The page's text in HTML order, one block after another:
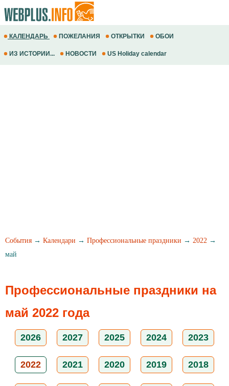
КАЛЕНДАРЬ ПОЖЕЛАНИЯ ОТКРЫТКИ ОБОИ
ИЗ ИСТОРИИ... НОВОСТИ US Holiday calendar
События → Календари → Профессиональные праздники → 2022 →
май
Профессиональные праздники на
май 2022 года
2026 2027 2025 2024 2023
2022 2021 2020 2019 2018